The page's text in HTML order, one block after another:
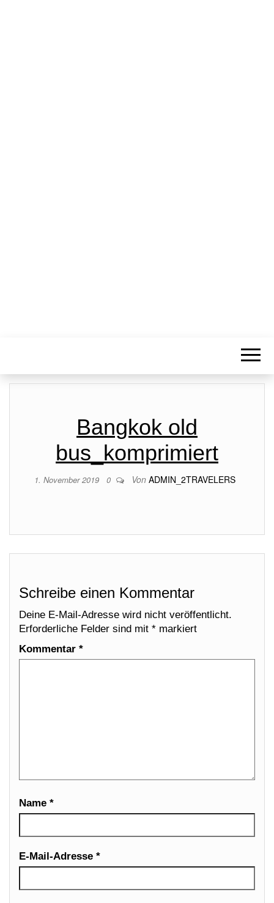
Bangkok old
bus_komprimiert
1. November 2019 0 Von ADMIN_2TRAVELERS
Schreibe einen Kommentar
Deine E-Mail-Adresse wird nicht veröffentlicht.
Erforderliche Felder sind mit * markiert
Kommentar *
Name *
E-Mail-Adresse *